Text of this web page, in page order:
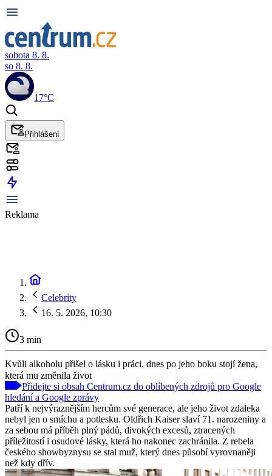
sobota 8. 8.
so 8. 8.
17°C
Přihlášení
Reklama
Celebrity
16. 5. 2026, 10:30
3 min
Kvůli alkoholu přišel o lásku i práci, dnes po jeho boku stojí žena,
která mu změnila život
Přidejte si obsah Centrum.cz do oblíbených zdrojů pro Google
hledání a Google zprávy
Patří k nejvýraznějším hercům své generace, ale jeho život zdaleka
nebyl jen o smíchu a potlesku. Oldřich Kaiser slaví 71. narozeniny a
za sebou má příběh plný pádů, divokých excesů, ztracených
příležitostí i osudové lásky, která ho nakonec zachránila. Z rebela
českého showbyznysu se stal muž, který dnes působí vyrovnaněji
než kdy dřív.